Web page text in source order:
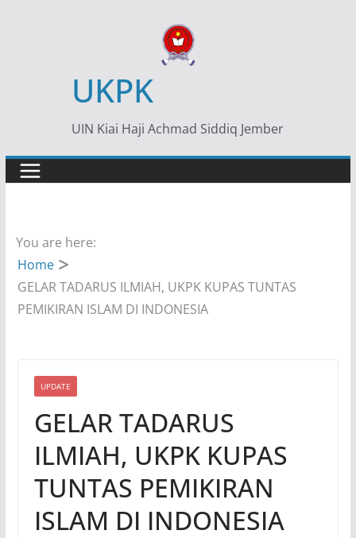
UKPK
UIN Kiai Haji Achmad Siddiq Jember
You are here:
Home
GELAR TADARUS ILMIAH, UKPK KUPAS TUNTAS
PEMIKIRAN ISLAM DI INDONESIA
UPDATE
GELAR TADARUS
ILMIAH, UKPK KUPAS
TUNTAS PEMIKIRAN
ISLAM DI INDONESIA